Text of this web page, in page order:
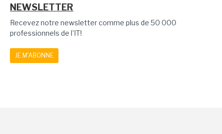
NEWSLETTER
Recevez notre newsletter comme plus de 50 000
professionnels de l'IT!
JE M'ABONNE